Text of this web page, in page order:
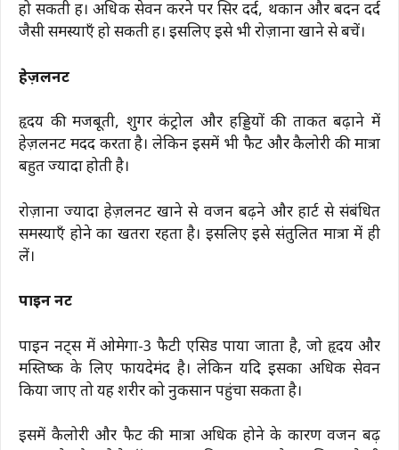
हो सकती हैं। अधिक सेवन करने पर सिर दर्द, थकान और बदन दर्द
जैसी समस्याएँ हो सकती हैं। इसलिए इसे भी रोज़ाना खाने से बचें।
हेज़लनट
हृदय की मजबूती, शुगर कंट्रोल और हड्डियों की ताकत बढ़ाने में
हेज़लनट मदद करता है। लेकिन इसमें भी फैट और कैलोरी की मात्रा
बहुत ज्यादा होती है।
रोज़ाना ज्यादा हेज़लनट खाने से वजन बढ़ने और हार्ट से संबंधित
समस्याएँ होने का खतरा रहता है। इसलिए इसे संतुलित मात्रा में ही
लें।
पाइन नट
पाइन नट्स में ओमेगा-3 फैटी एसिड पाया जाता है, जो हृदय और
मस्तिष्क के लिए फायदेमंद है। लेकिन यदि इसका अधिक सेवन
किया जाए तो यह शरीर को नुकसान पहुंचा सकता है।
इसमें कैलोरी और फैट की मात्रा अधिक होने के कारण वजन बढ़